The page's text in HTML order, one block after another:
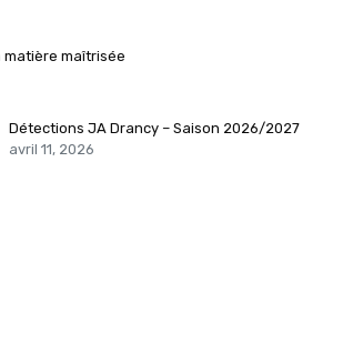
matière maîtrisée
Détections JA Drancy – Saison 2026/2027
avril 11, 2026